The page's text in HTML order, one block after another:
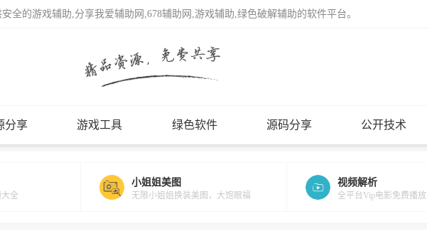
全的游戏辅助,分享我爱辅助网,678辅助网,游戏辅助,绿色破解辅助的软件平台。
分享 游戏工具 绿色软件 源码分享 公开技术
全
小姐姐美图
无限小姐姐换装美图，大饱眼福
视频解析
全平台Vip电影免费播放